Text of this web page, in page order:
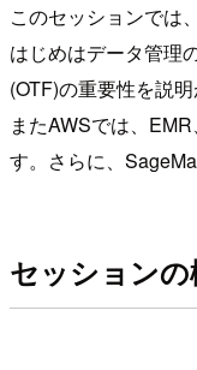
このセッションでは
はじめはデータ管理
(OTF)の重要性を説
またAWSでは、
す。さらに、
セッションの